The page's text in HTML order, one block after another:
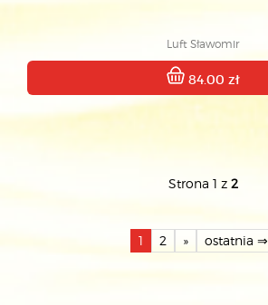
Luft Sławomir
84.00 zł
Strona 1 z 2
1 2 » ostatnia ⇒